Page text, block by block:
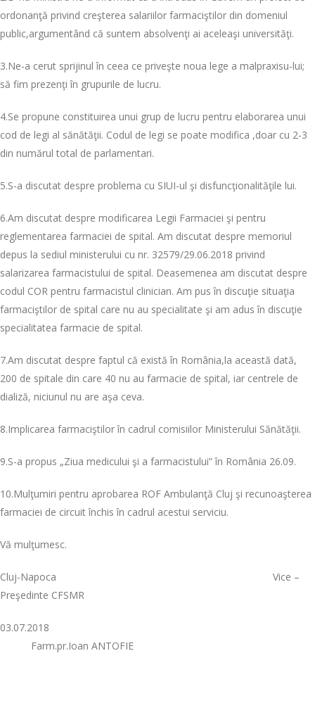
ordonanţă privind creşterea salariilor farmaciştilor din domeniul
public,argumentând că suntem absolvenţi ai aceleaşi universităţi.
3.Ne-a cerut sprijinul în ceea ce priveşte noua lege a malpraxisu-lui;
să fim prezenţi în grupurile de lucru.
4.Se propune constituirea unui grup de lucru pentru elaborarea unui
cod de legi al sănătăţii. Codul de legi se poate modifica ,doar cu 2-3
din numărul total de parlamentari.
5.S-a discutat despre problema cu SIUI-ul şi disfuncţionalităţile lui.
6.Am discutat despre modificarea Legii Farmaciei şi pentru
reglementarea farmaciei de spital. Am discutat despre memoriul
depus la sediul ministerului cu nr. 32579/29.06.2018 privind
salarizarea farmacistului de spital. Deasemenea am discutat despre
codul COR pentru farmacistul clinician. Am pus în discuţie situaţia
farmaciştilor de spital care nu au specialitate şi am adus în discuţie
specialitatea farmacie de spital.
7.Am discutat despre faptul că există în România,la această dată,
200 de spitale din care 40 nu au farmacie de spital, iar centrele de
dializă, niciunul nu are aşa ceva.
8.Implicarea farmaciştilor în cadrul comisiilor Ministerului Sănătăţii.
9.S-a propus „Ziua medicului şi a farmacistului” în România 26.09.
10.Mulţumiri pentru aprobarea ROF Ambulanţă Cluj şi recunoaşterea
farmaciei de circuit închis în cadrul acestui serviciu.
Vă mulţumesc.
Cluj-Napoca Vice –
Preşedinte CFSMR
03.07.2018
Farm.pr.Ioan ANTOFIE